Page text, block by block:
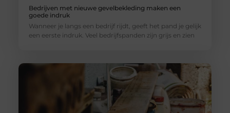
Bedrijven met nieuwe gevelbekleding maken een
goede indruk
Wanneer je langs een bedrijf rijdt, geeft het pand je gelijk
een eerste indruk. Veel bedrijfspanden zijn grijs en zien